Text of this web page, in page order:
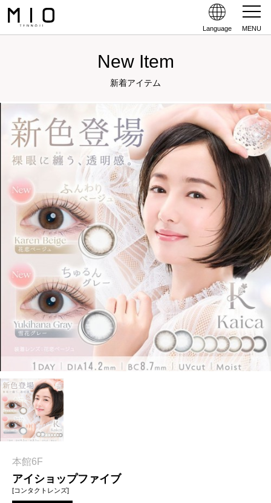
Language MENU
New Item
新着アイテム
本館6F
アイショップファイブ
[コンタクトレンズ]